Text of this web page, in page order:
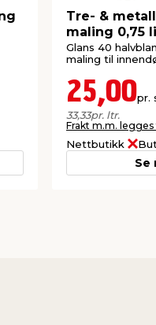
Tre- &
maling 0,75
Glans 40
maling til
25,00pr.
33,33pr. ltr.
Frakt m.m. legges
Nettbutikk
Se